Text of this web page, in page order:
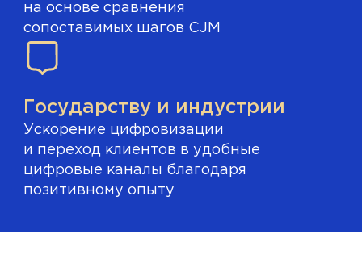
на основе сравнения
сопоставимых шагов CJM
Государству и индустрии
Ускорение цифровизации
и переход клиентов в удобные
цифровые каналы благодаря
позитивному опыту